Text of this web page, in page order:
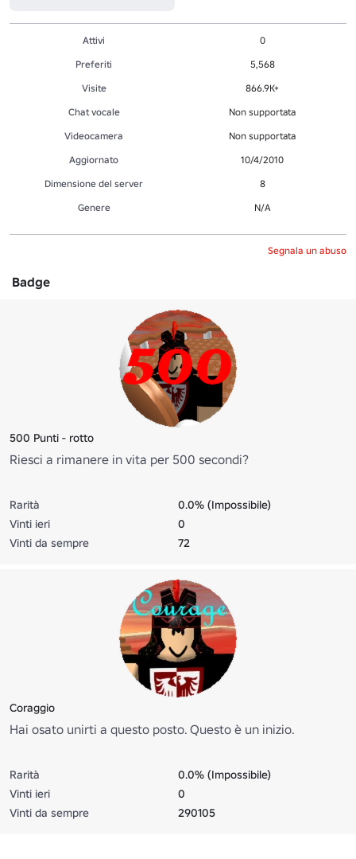
Attivi
0
Preferiti
5,568
Visite
866.9K+
Chat vocale
Non supportata
Videocamera
Non supportata
Aggiornato
10/4/2010
Dimensione del server
8
Genere
N/A
Segnala un abuso
Badge
500 Punti - rotto
Riesci a rimanere in vita per 500 secondi?
Rarità
0.0% (Impossibile)
Vinti ieri
0
Vinti da sempre
72
Coraggio
Hai osato unirti a questo posto. Questo è un inizio.
Rarità
0.0% (Impossibile)
Vinti ieri
0
Vinti da sempre
290105